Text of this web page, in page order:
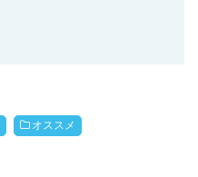
オススメ